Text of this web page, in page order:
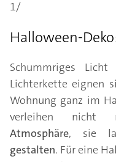
1/
Halloween-
Schummriges
Lichterkette eignen
Wohnung ganz im
verleihen nicht
Atmosphäre, sie
gestalten. Für eine